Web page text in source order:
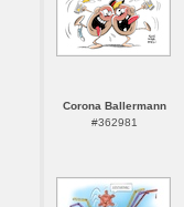
Corona Ballermann
#362981